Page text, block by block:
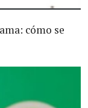
cómo se